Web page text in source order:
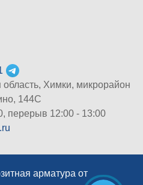
Химки, микрорайон
144С
перерыв 12:00 - 13:00
арматура от